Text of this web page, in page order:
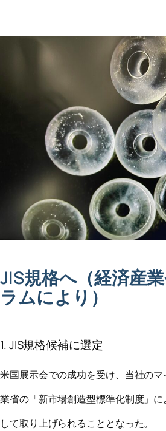
JIS規格へ（経済産
ラムにより）
1. JIS規格候補に選定
米国展示会での成功を受け、当社の
業省の「新市場創造型標準化制度」に
して取り上げられることとなった。